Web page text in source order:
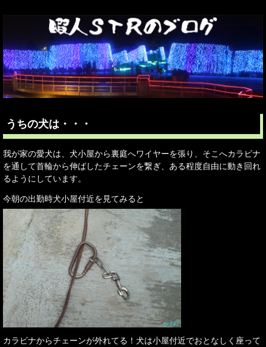
うちの犬は・・・
我が家の愛犬は、犬小屋から裏庭へワイヤーを張り、そこへカラビナ
を通して首輪から伸ばしたチェーンを繋ぎ、ある程度自由に動き回れ
るようにしています。
今朝の出勤時犬小屋付近を見てみると
カラビナからチェーンが外れてる！犬は小屋付近でおとなしく座って